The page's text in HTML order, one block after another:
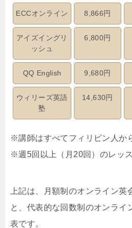
ECCオンライン 8,866円
アイズイングリ
ッシュ
6,800円
QQ English 9,680円
ウィリーズ英語
塾
14,630円
※講師はすべてフィリピン人か
※週5回以上（月20回）のレッス
上記は、月額制のオンライン
と、代表的な回数制のオンライ
表です。